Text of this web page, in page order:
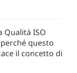
Qualità ISO
questo
il concetto di